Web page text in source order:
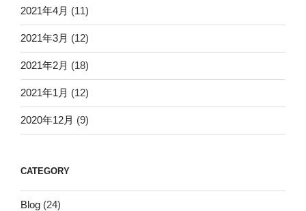
2021年4月 (11)
2021年3月 (12)
2021年2月 (18)
2021年1月 (12)
2020年12月 (9)
CATEGORY
Blog (24)